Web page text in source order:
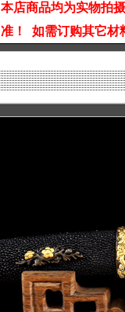
本店商品均为实物拍
准！
如需订购其它材